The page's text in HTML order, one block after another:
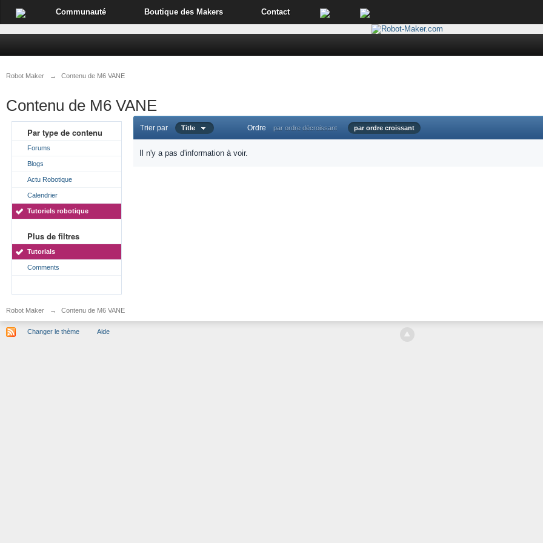
Communauté Boutique des Makers Contact
Robot Maker → Contenu de M6 VANE
Contenu de M6 VANE
Par type de contenu
Forums
Blogs
Actu Robotique
Calendrier
Tutoriels robotique
Plus de filtres
Tutorials
Comments
Trier par Title Ordre par ordre décroissant par ordre croissant
Il n'y a pas d'information à voir.
Robot Maker → Contenu de M6 VANE
Changer le thème Aide